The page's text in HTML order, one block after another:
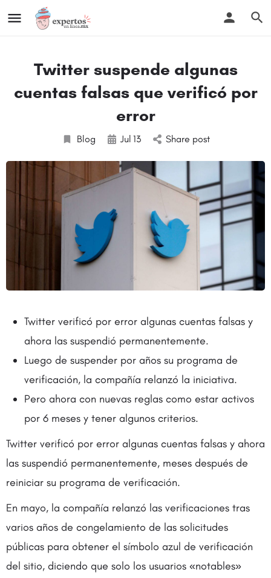
Twitter suspende algunas
cuentas falsas que verificó por
error
Blog Jul 13 Share post
Twitter verificó por error algunas cuentas falsas y
ahora las suspendió permanentemente.
Luego de suspender por años su programa de
verificación, la compañía relanzó la iniciativa.
Pero ahora con nuevas reglas como estar activos
por 6 meses y tener algunos criterios.
Twitter verificó por error algunas cuentas falsas y ahora
las suspendió permanentemente, meses después de
reiniciar su programa de verificación.
En mayo, la compañía relanzó las verificaciones tras
varios años de congelamiento de las solicitudes
públicas para obtener el símbolo azul de verificación
del sitio, diciendo que solo los usuarios «notables»